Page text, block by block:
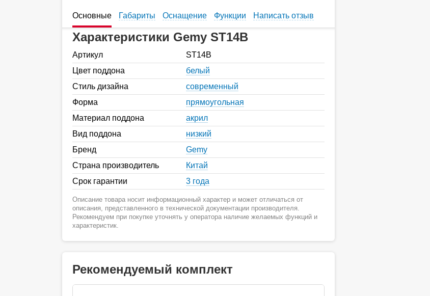
Основные Габариты Оснащение Функции Написать отзыв
Характеристики Gemy ST14B
Артикул
ST14B
Цвет поддона
белый
Стиль дизайна
современный
Форма
прямоугольная
Материал поддона
акрил
Вид поддона
низкий
Бренд
Gemy
Страна производитель
Китай
Срок гарантии
3 года
Описание товара носит информационный характер и может отличаться от
описания, представленного в технической документации производителя.
Рекомендуем при покупке уточнять у оператора наличие желаемых функций и
характеристик.
Рекомендуемый комплект